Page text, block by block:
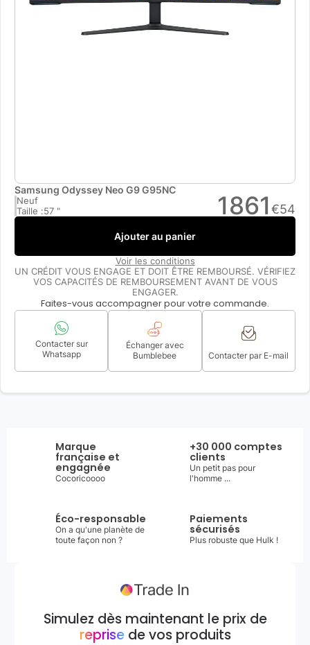
Samsung Odyssey Neo G9 G95NC
Neuf
Taille :57 " 1861 €54
Ajouter au panier
Voir les conditions
UN CRÉDIT VOUS ENGAGE ET DOIT ÊTRE REMBOURSÉ. VÉRIFIEZ
VOS CAPACITÉS DE REMBOURSEMENT AVANT DE VOUS
ENGAGER.
Faites-vous accompagner pour votre commande.
Contacter sur
Whatsapp
Échanger avec
Bumblebee
Contacter par E-mail
Marque
française et
engagnée
Cocoricoooo
+30 000 comptes
clients
Un petit pas pour
l'homme ...
Éco-responsable
On a qu'une planète de
toute façon non ?
Paiements
sécurisés
Plus robuste que Hulk !
Simulez dès maintenant le prix de
reprisede vos produits